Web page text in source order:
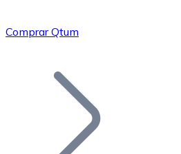
Bitcoin
Comprar Qtum